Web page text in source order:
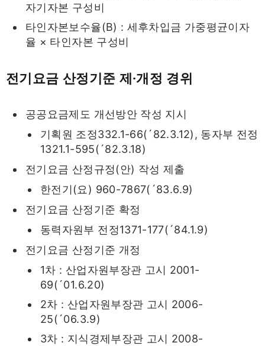
자기자본 구성비
타인자본보수율(B) : 세후차입금 가중평균이자
율 × 타인자본 구성비
전기요금 산정기준 제·개정 경위
공공요금제도 개선방안 작성 지시
기획원 조정332.1-66(´82.3.12), 동자부 전정
1321.1-595(´82.3.18)
전기요금 산정규정(안) 작성 제출
한전기(요) 960-7867(´83.6.9)
전기요금 산정기준 확정
동력자원부 전정1371-177(´84.1.9)
전기요금 산정기준 개정
1차 : 산업자원부장관 고시 2001-
69(´01.6.20)
2차 : 산업자원부장관 고시 2006-
25(´06.3.9)
3차 : 지식경제부장관 고시 2008-